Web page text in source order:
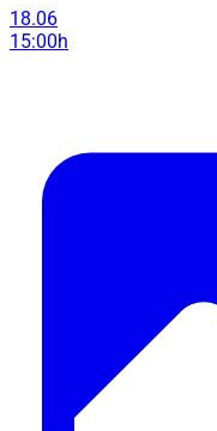
18.06
15:00h